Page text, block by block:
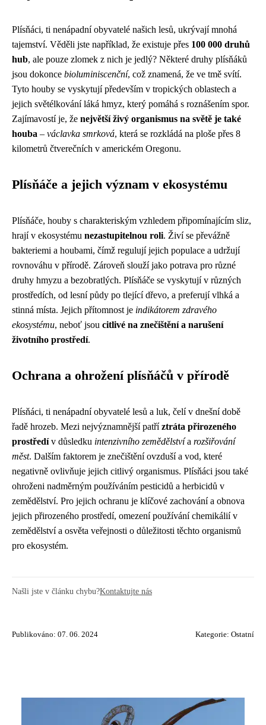
Plísňáci, ti nenápadní obyvatelé našich lesů, ukrývají mnohá
tajemství. Věděli jste například, že existuje přes 100 000 druhů
hub, ale pouze zlomek z nich je jedlý? Některé druhy plísňáků
jsou dokonce bioluminiscenční, což znamená, že ve tmě svítí.
Tyto houby se vyskytují především v tropických oblastech a
jejich světélkování láká hmyz, který pomáhá s roznášením spor.
Zajímavostí je, že největší živý organismus na světě je také
houba – václavka smrková, která se rozkládá na ploše přes 8
kilometrů čtverečních v americkém Oregonu.
Plísňáče a jejich význam v ekosystému
Plísňáče, houby s charakteriským vzhledem připomínajícím sliz,
hrají v ekosystému nezastupitelnou roli. Živí se převážně
bakteriemi a houbami, čímž regulují jejich populace a udržují
rovnováhu v přírodě. Zároveň slouží jako potrava pro různé
druhy hmyzu a bezobratlých. Plísňáče se vyskytují v různých
prostředích, od lesní půdy po tlející dřevo, a preferují vlhká a
stinná místa. Jejich přítomnost je indikátorem zdravého
ekosystému, neboť jsou citlivé na znečištění a narušení
životního prostředí.
Ochrana a ohrožení plísňáčů v přírodě
Plísňáci, ti nenápadní obyvatelé lesů a luk, čelí v dnešní době
řadě hrozeb. Mezi nejvýznamnější patříztráta přirozeného
prostředív důsledku intenzivního zemědělstvía rozšiřování
měst. Dalším faktorem je znečištění ovzduší a vod, které
negativně ovlivňuje jejich citlivý organismus. Plísňáci jsou také
ohroženi nadměrným používáním pesticidů a herbicidů v
zemědělství. Pro jejich ochranu je klíčové zachování a obnova
jejich přirozeného prostředí, omezení používání chemikálií v
zemědělství a osvěta veřejnosti o důležitosti těchto organismů
pro ekosystém.
Našli jste v článku chybu?Kontaktujte nás
Publikováno: 07. 06. 2024 Kategorie: Ostatní